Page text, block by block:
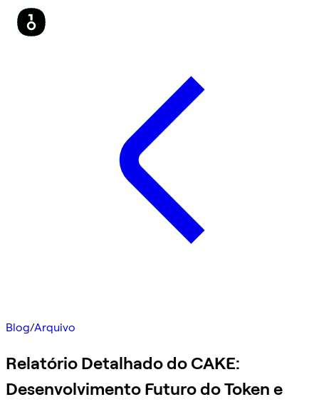
Blog/Arquivo
Relatório Detalhado do CAKE:
Desenvolvimento Futuro do Token e